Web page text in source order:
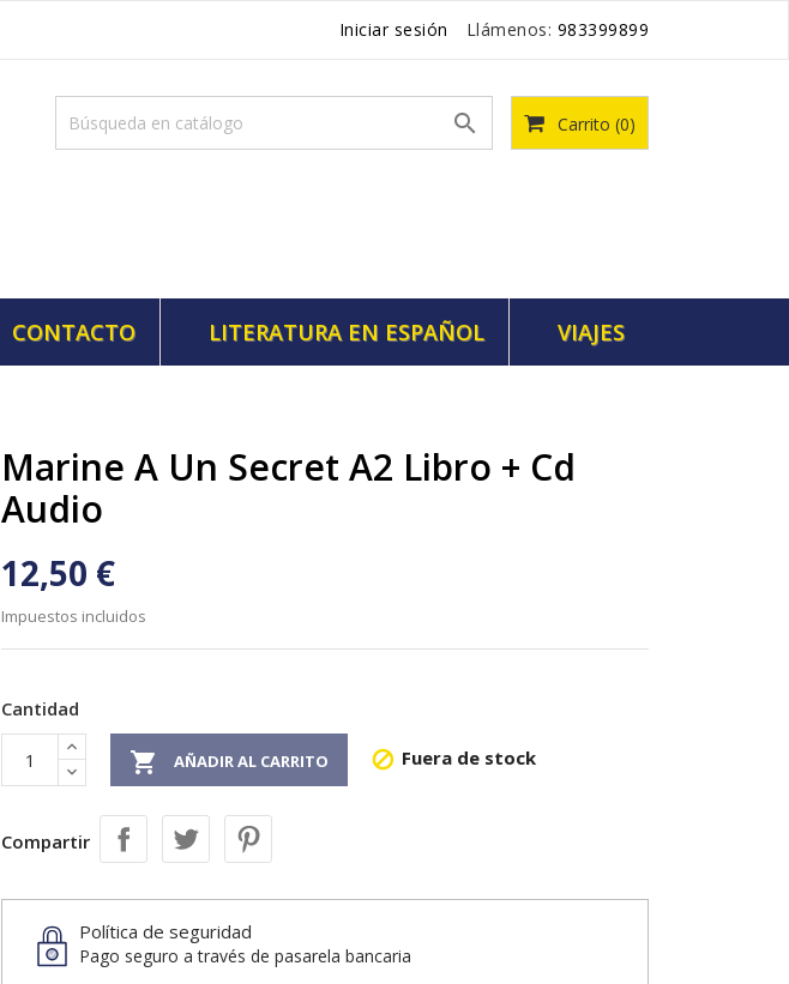
Iniciar sesión Llámenos: 983399899
Carrito (0)

CONTACTO LITERATURA EN ESPAÑOL VIAJES
Marine A Un Secret A2 Libro + Cd
Audio
12,50 €
Impuestos incluidos
Cantidad
 AÑADIR AL CARRITO  Fuera de stock
Compartir
Política de seguridad
Pago seguro a través de pasarela bancaria